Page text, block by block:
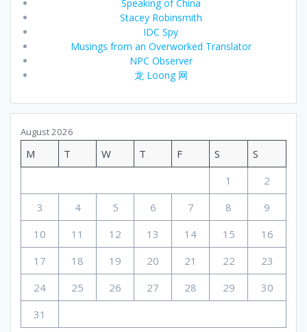
Speaking of China
Stacey Robinsmith
IDC Spy
Musings from an Overworked Translator
NPC Observer
龙 Loong 网
August 2026
M T W T F S
S
1
2
3
4 5 6 7 8
9
10
11 12 13 14 15
16
17
18 19 20 21 22
23
24
25 26 27 28 29
30
31